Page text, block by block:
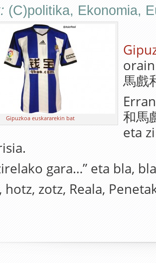
(C)politika, Ekonomia,
Gipuzkoa euskararekin bat
馬戲
和馬
eta
gara…” eta bla,
zotz, Reala,